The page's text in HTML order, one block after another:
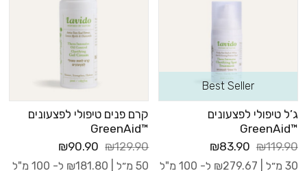
Best Seller
ג’ל טיפולי לפצעונים
™GreenAid
₪119.90
₪83.90
30 מ״ל | ₪279.67 ל- 100 מ"ל
קרם פנים טיפולי לפצעונים
™GreenAid
₪129.90
₪90.90
50 מ״ל | ₪181.80 ל- 100 מ"ל